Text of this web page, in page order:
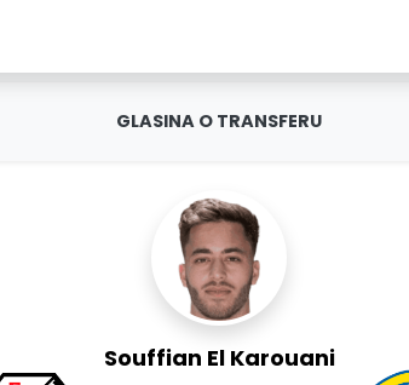
GLASINA O TRANSFERU
Souffian El Karouani